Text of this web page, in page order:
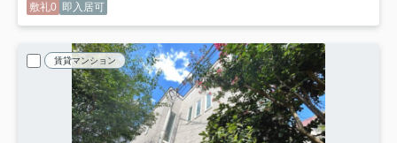
敷礼0 即入居可
賃貸マンション